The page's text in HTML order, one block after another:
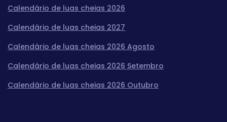
Calendário de luas cheias 2026
Calendário de luas cheias 2027
Calendário de luas cheias 2026 Agosto
Calendário de luas cheias 2026 Setembro
Calendário de luas cheias 2026 Outubro